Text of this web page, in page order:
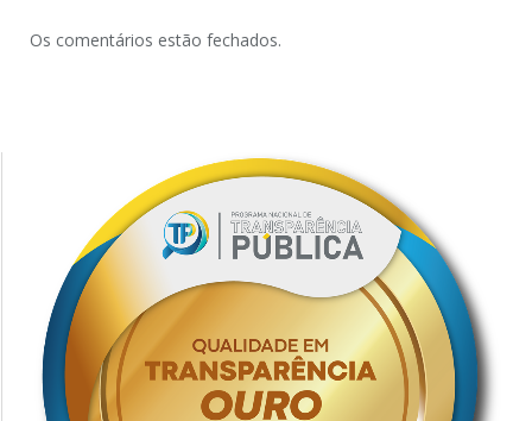
Os comentários estão fechados.